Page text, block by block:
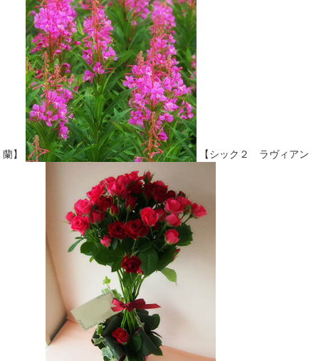
蘭】 【シック２ ラヴィアン